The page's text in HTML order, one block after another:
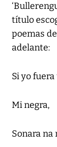
título
poemas
adelante:
Si yo
Mi negra,
Sonara na